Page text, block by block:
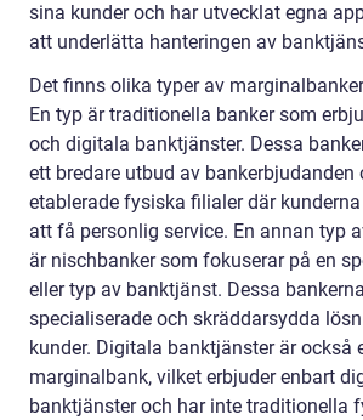
sina kunder och har utvecklat egna
att underlätta hanteringen av
Det finns olika typer av
En typ är traditionella banker som
och digitala banktjänster. Dessa
ett bredare utbud av bankerbjudanden
etablerade fysiska filialer där
att få personlig service. En annan typ
är nischbanker som fokuserar på en
eller typ av banktjänst. Dessa
specialiserade och skräddarsydda
kunder. Digitala banktjänster är också
marginalbank, vilket erbjuder enbart
banktjänster och har inte traditionella